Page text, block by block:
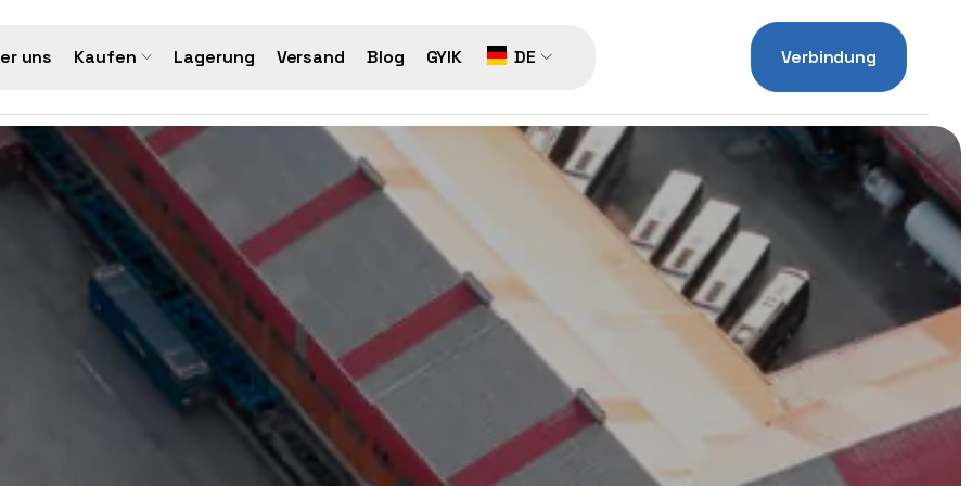
uns Kaufen Lagerung Versand Blog GYIK DE Verbindung